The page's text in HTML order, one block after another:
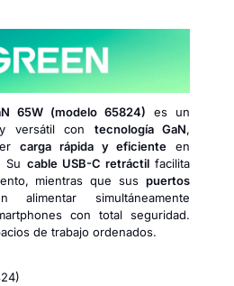
65W (modelo 65824) es un
versátil con tecnología GaN,
carga rápida y eficiente en
Su cable USB-C retráctilfacilita
mientras que sus puertos
alimentar simultáneamente
con total seguridad.
de trabajo ordenados.